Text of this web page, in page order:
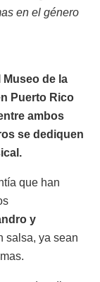
en el género
de la
Puerto Rico
ambos
se dediquen
que han
y
salsa, ya sean